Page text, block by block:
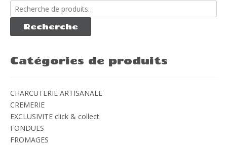
Recherche
pour :
Recherche
Catégories de produits
CHARCUTERIE ARTISANALE
CREMERIE
EXCLUSIVITE click & collect
FONDUES
FROMAGES